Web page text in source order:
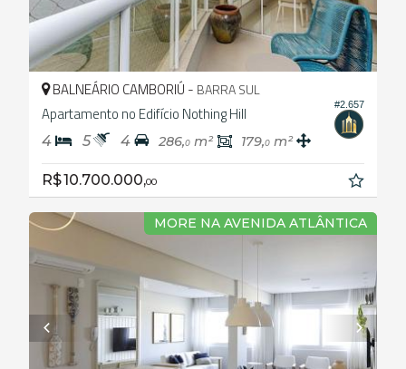
#2.657
BALNEÁRIO CAMBORIÚ - BARRA SUL
Apartamento no Edifício Nothing Hill
4 5 4 286,0 m² 179,0 m²
R$ 10.700.000,00
MORE NA AVENIDA ATLÂNTICA